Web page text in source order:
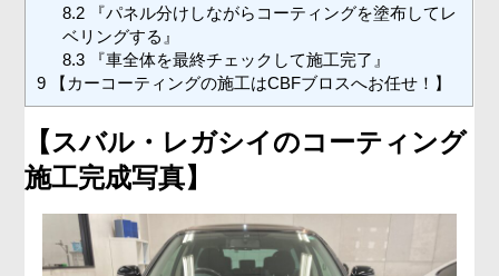
8.2 『パネル分けしながらコーティングを塗布してレ
ベリングする』
8.3 『車全体を最終チェックして施工完了』
9 【カーコーティングの施工はCBFブロスへお任せ！】
【スバル・レガシイのコーティング
施工完成写真】